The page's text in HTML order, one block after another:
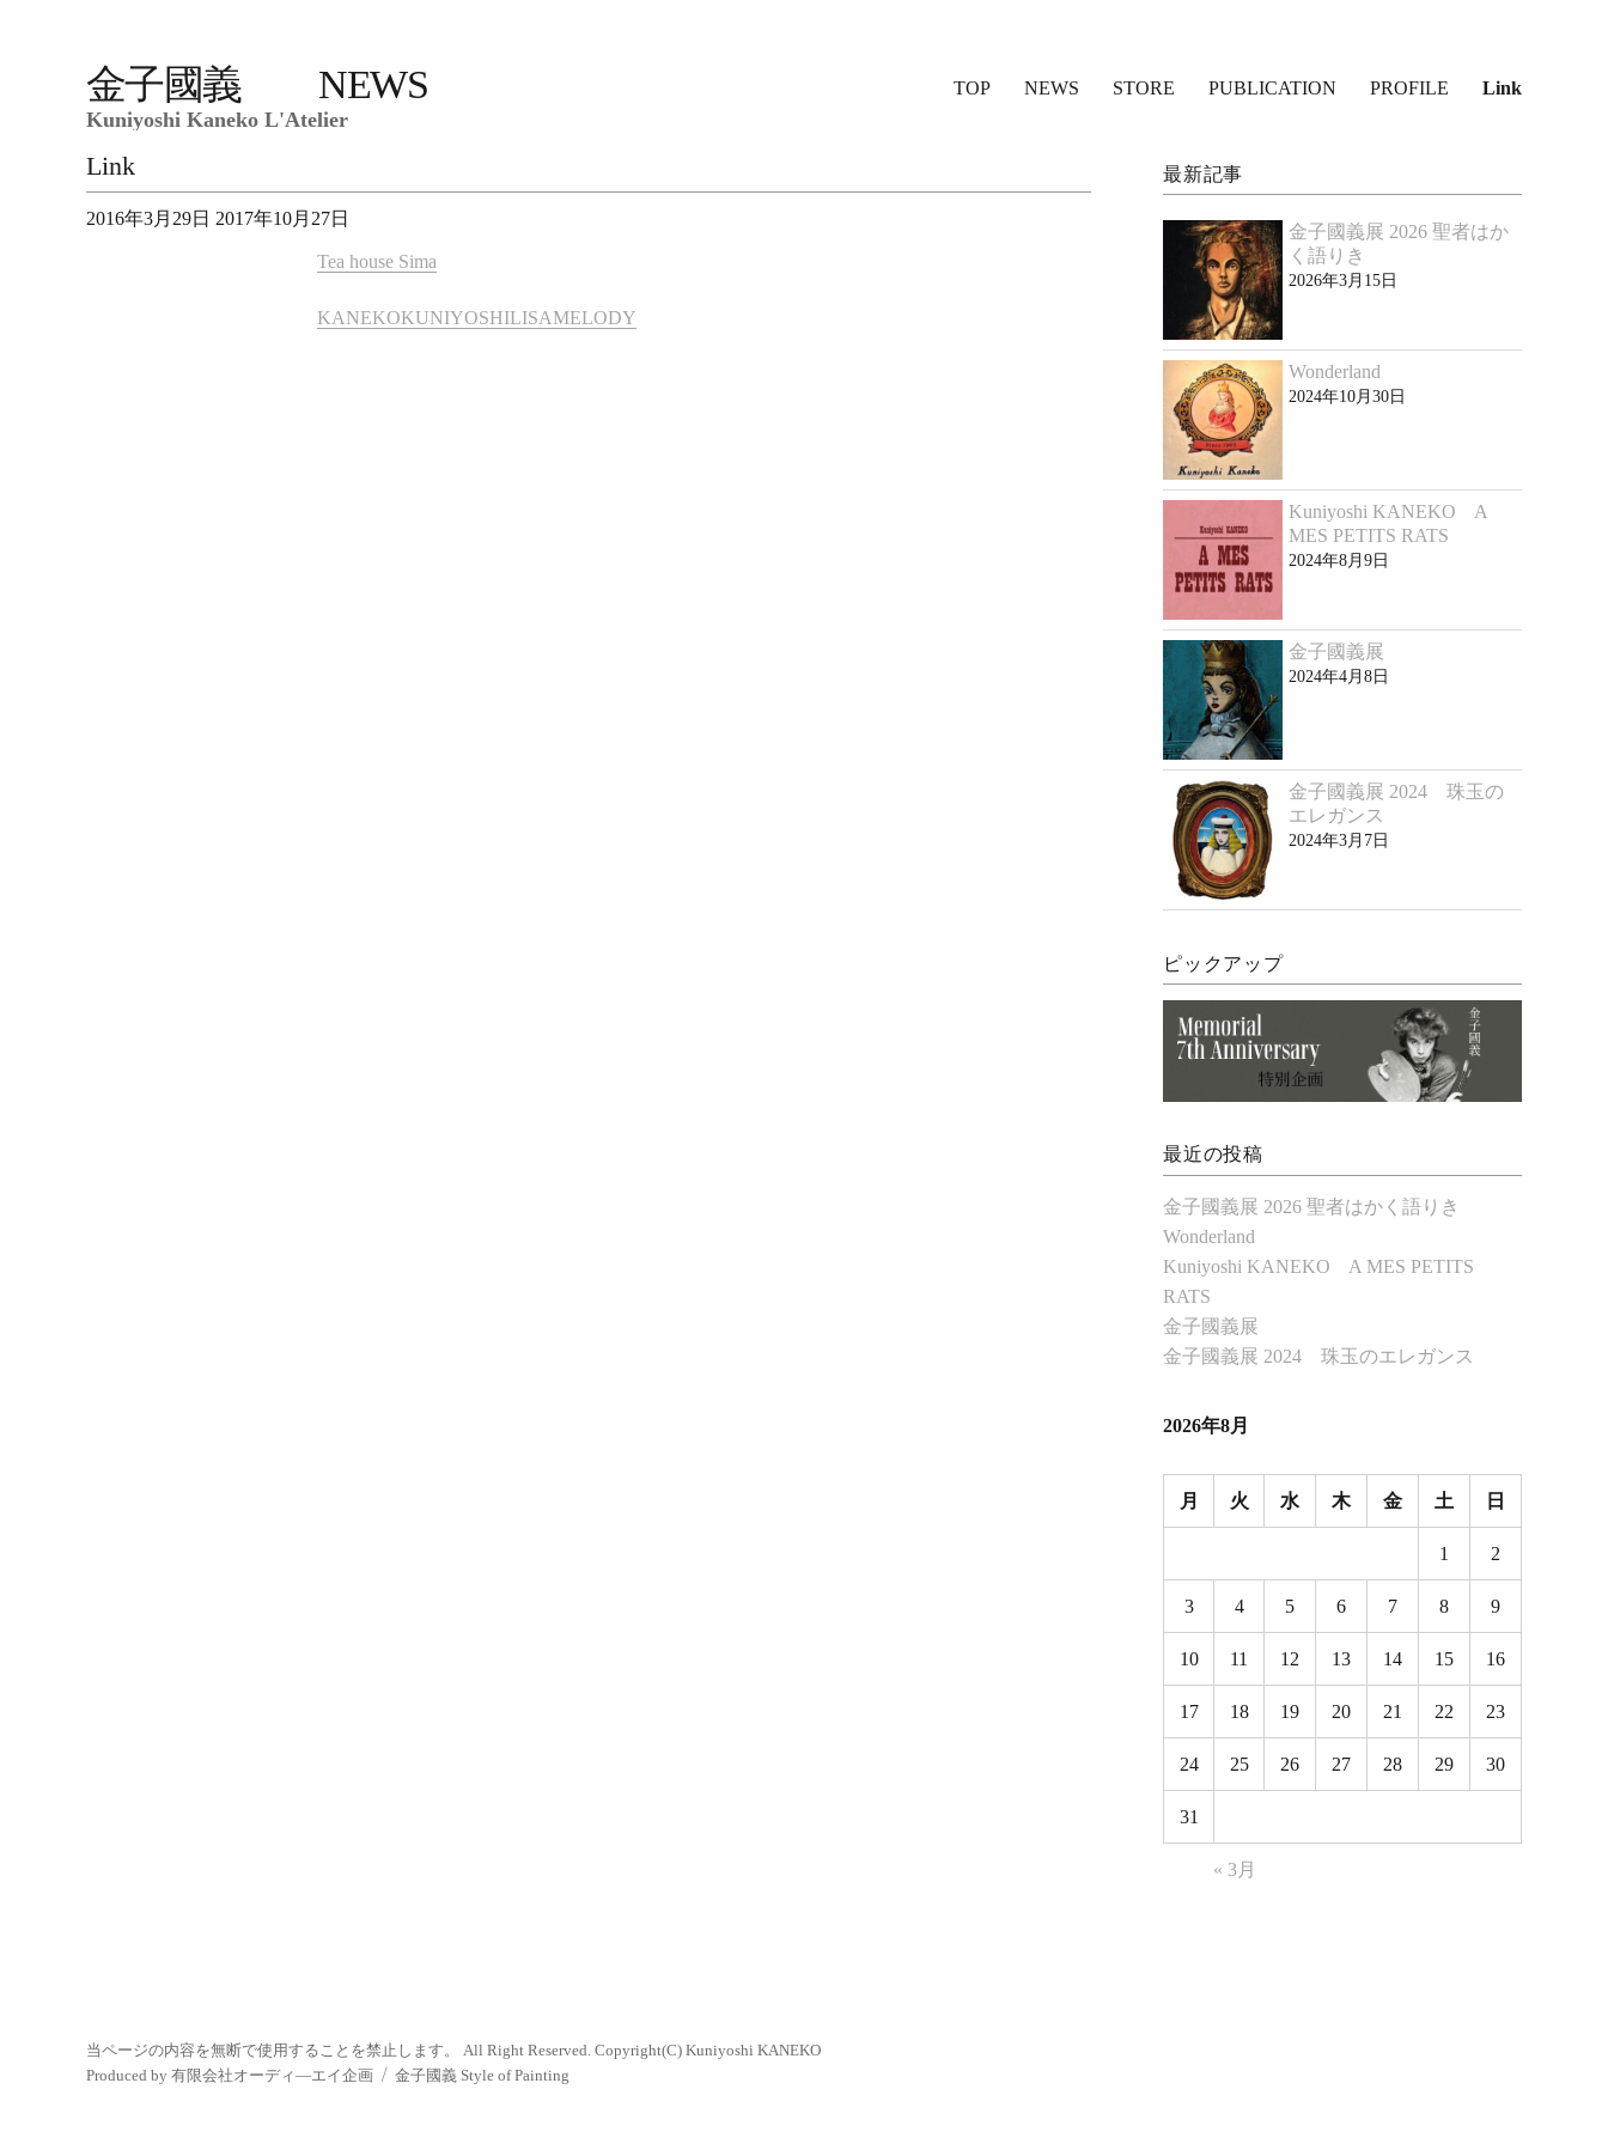
金子國義 NEWS
Kuniyoshi Kaneko L'Atelier
検
索
TOP NEWS STORE PUBLICATION PROFILE Link
Link
投
2016年3月29日 2017年10月27日
Tea house Sima
KANEKOKUNIYOSHILISAMELODY
最新記事
金子國義展 2026 聖者はか
く語りき
2026年3月15日
Wonderland
2024年10月30日
Kuniyoshi KANEKO A
MES PETITS RATS
2024年8月9日
金子國義展
2024年4月8日
金子國義展 2024 珠玉の
エレガンス
2024年3月7日
ピックアップ
最近の投稿
金子國義展 2026 聖者はかく語りき
Wonderland
Kuniyoshi KANEKO A MES PETITS
RATS
金子國義展
金子國義展 2024 珠玉のエレガンス
2026年8月
月 火 水 木 金 土 日
1 2
3 4 5 6 7 8 9
10 11 12 13 14 15 16
17 18 19 20 21 22 23
24 25 26 27 28 29 30
31
« 3月
当ページの内容を無断で使用することを禁止します。 All Right Reserved. Copyright(C) Kuniyoshi KANEKO
Produced by 有限会社オーディ―エイ企画
金子國義 Style of Painting